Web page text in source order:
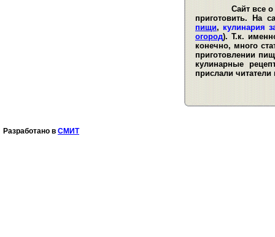
Сайт все о
приготовить. На
пищи,кулинария
огород). Т.к.
конечно, много
приготовлении
кулинарные
прислали
Разработано в СМИТ